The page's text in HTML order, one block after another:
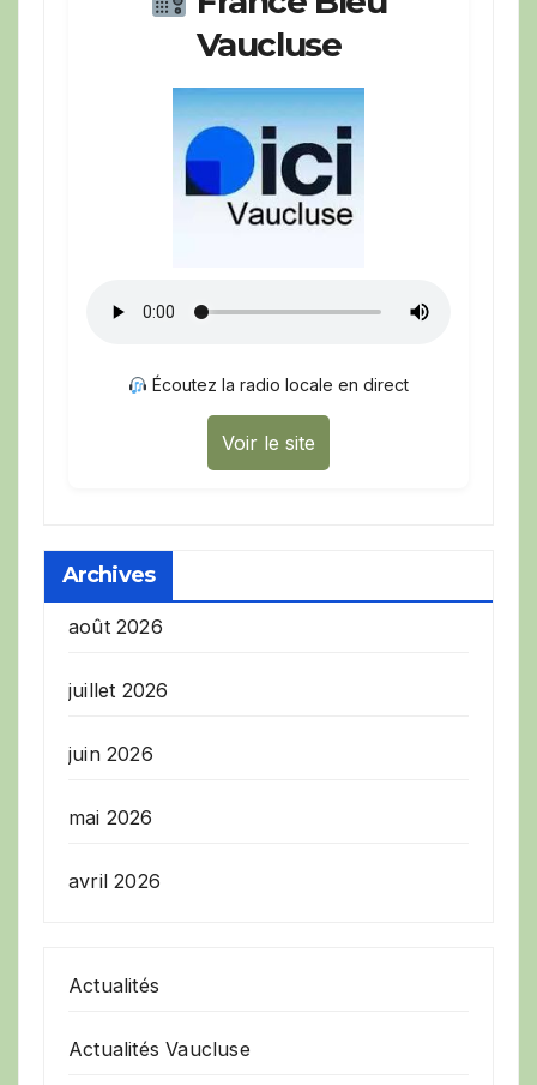
Vaucluse
Écoutez la radio locale en direct
Voir le site
Archives
août 2026
juillet 2026
juin 2026
mai 2026
avril 2026
Actualités
Actualités Vaucluse